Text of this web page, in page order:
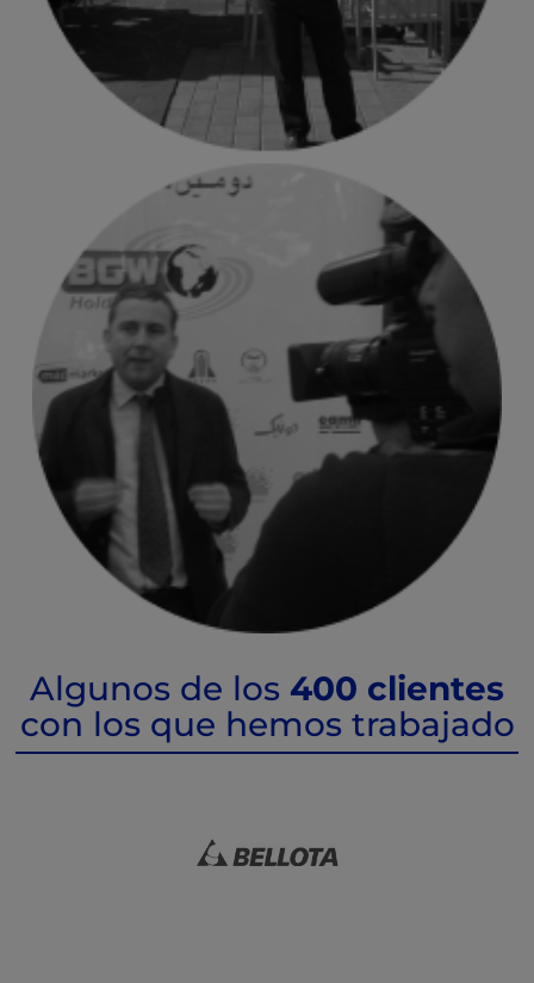
Algunos de los 400 clientes
con los que hemos trabajado